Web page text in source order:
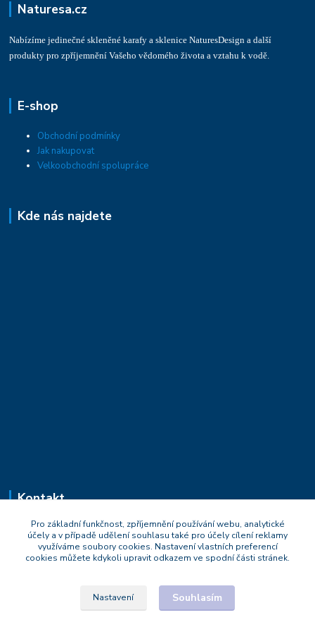
Naturesa.cz
Nabízíme jedinečné skleněné karafy a sklenice NaturesDesign a další
produkty pro zpříjemnění Vašeho vědomého života a vztahu k vodě.
E-shop
Obchodní podmínky
Jak nakupovat
Velkoobchodní spolupráce
Kde nás najdete
Kontakt
Mgr.Michal Strnad
+420 777 669 119
Po-Pá : 9:30 - 18:30
Pro základní funkčnost, zpříjemnění používání webu, analytické
účely a v případě udělení souhlasu také pro účely cílení reklamy
využíváme soubory cookies. Nastavení vlastních preferencí
cookies můžete kdykoli upravit odkazem ve spodní části stránek.
Nastavení Souhlasím